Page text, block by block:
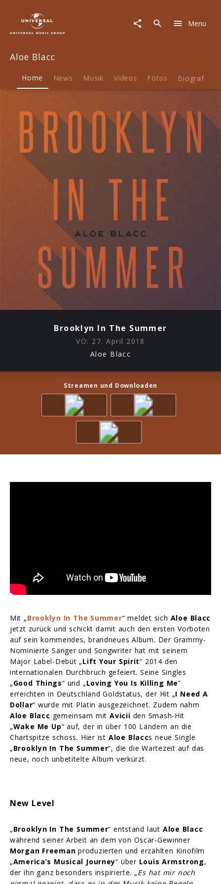
Musik
Merch
Menu
Aloe Blacc
Home News Musik Videos Fotos Biografie
Brooklyn In The Summer
VÖ: 27. April 2018
Aloe Blacc
Streamen und Downloaden
Mit „Brooklyn In The Summer“ meldet sich Aloe Blacc
jetzt zurück und schickt damit auch den ersten Vorboten
auf sein kommendes, brandneues Album. Der Grammy-
Nominierte Sänger und Songwriter hat mit seinem
Major Label-Debüt „Lift Your Spirit“ 2014 den
internationalen Durchbruch gefeiert. Seine Singles
„Good Things“ und „Loving You Is Killing Me“
erreichten in Deutschland Goldstatus, der Hit „I Need A
Dollar“ wurde mit Platin ausgezeichnet. Zudem nahm
Aloe Blacc gemeinsam mitAvicii den Smash-Hit
„Wake Me Up“ auf, der in über 100 Ländern an die
Chartspitze schoss. Hier ist Aloe Blaccs neue Single
„Brooklyn In The Summer“, die die Wartezeit auf das
neue, noch unbetitelte Album verkürzt.
New Level
„Brooklyn In The Summer“ entstand laut Aloe Blacc
während seiner Arbeit an dem von Oscar-Gewinner
Morgan Freeman produzierten und erzählten Kinofilm
„America’s Musical Journey“ über Louis Armstrong,
der ihn ganz besonders inspirierte. „Es hat mir noch